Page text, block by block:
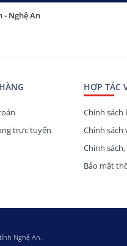
- Nghệ An
trực tuyến
HỢP TÁC
Chính sách
Chính sách
Chính
Bảo mật
Nghệ An.